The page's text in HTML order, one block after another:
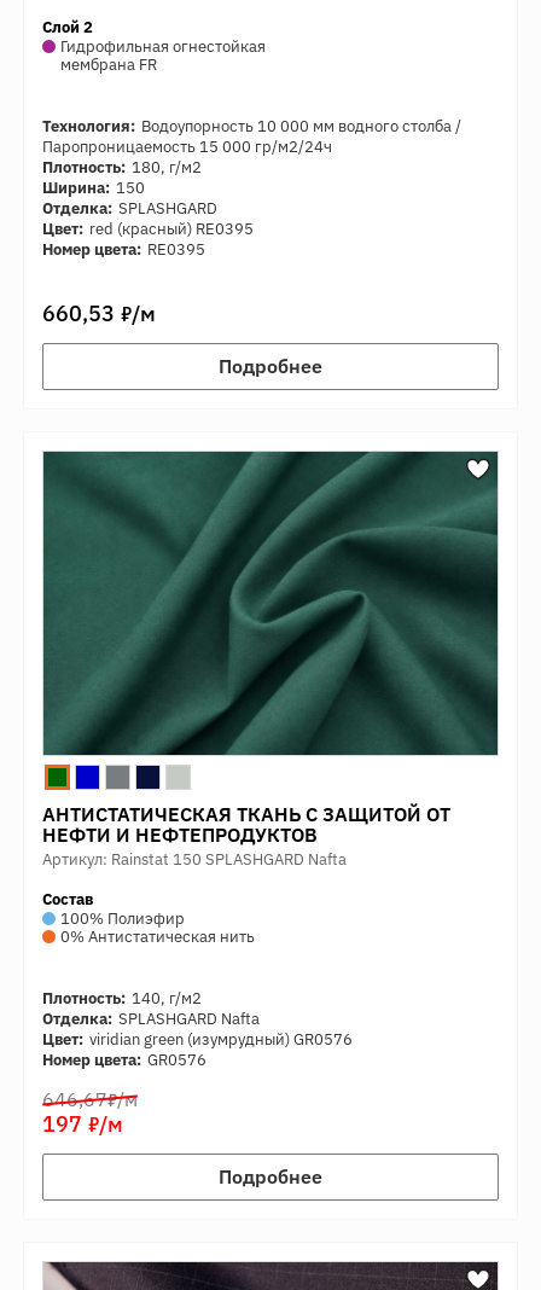
Слой 2
Гидрофильная огнестойкая
мембрана FR
Технология: Водоупорность 10 000 мм водного столба /
Паропроницаемость 15 000 гр/м2/24ч
Плотность: 180, г/м2
Ширина: 150
Отделка: SPLASHGARD
Цвет: red (красный) RE0395
Номер цвета: RE0395
660,53 7/м
Подробнее
АНТИСТАТИЧЕСКАЯ ТКАНЬ С ЗАЩИТОЙ ОТ
НЕФТИ И НЕФТЕПРОДУКТОВ
Артикул: Rainstat 150 SPLASHGARD Nafta
Состав
100% Полиэфир
0% Антистатическая нить
Плотность: 140, г/м2
Отделка: SPLASHGARD Nafta
Цвет: viridian green (изумрудный) GR0576
Номер цвета: GR0576
197 7/м
646,677/м
Подробнее